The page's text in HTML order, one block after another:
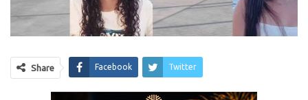
Share Facebook Twitter